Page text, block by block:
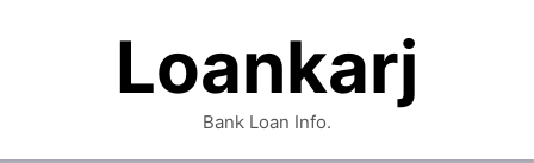
Loankarj
Bank Loan Info.